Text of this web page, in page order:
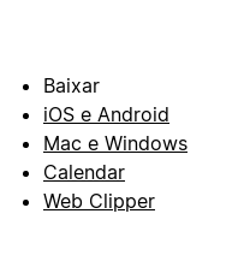
Baixar
iOS e Android
Mac e Windows
Calendar
Web Clipper